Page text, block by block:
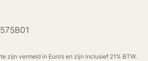
zijn vermeld in Euro’s en zijn inclusief 21% BTW.